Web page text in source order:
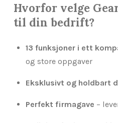
Hvorfor velge
til din bedrift?
13 funksjoner i ett
og store oppgaver
Eksklusivt og holdbart
Perfekt firmagave –